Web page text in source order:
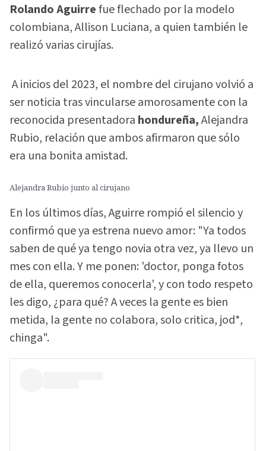
Rolando Aguirrefue flechado por la modelo
colombiana, Allison Luciana, a quien también le
realizó varias cirujías.
A inicios del 2023, el nombre del cirujano volvió a
ser noticia tras vincularse amorosamente con la
reconocida presentadora hondureña,Alejandra
Rubio, relación que ambos afirmaron que sólo
era una bonita amistad.
Alejandra Rubio junto al cirujano
En los últimos días, Aguirre rompió el silencio y
confirmó que ya estrena nuevo amor: "Ya todos
saben de qué ya tengo novia otra vez, ya llevo un
mes con ella. Y me ponen: 'doctor, ponga fotos
de ella, queremos conocerla', y con todo respeto
les digo, ¿para qué? A veces la gente es bien
metida, la gente no colabora, solo critica, jod*,
chinga".